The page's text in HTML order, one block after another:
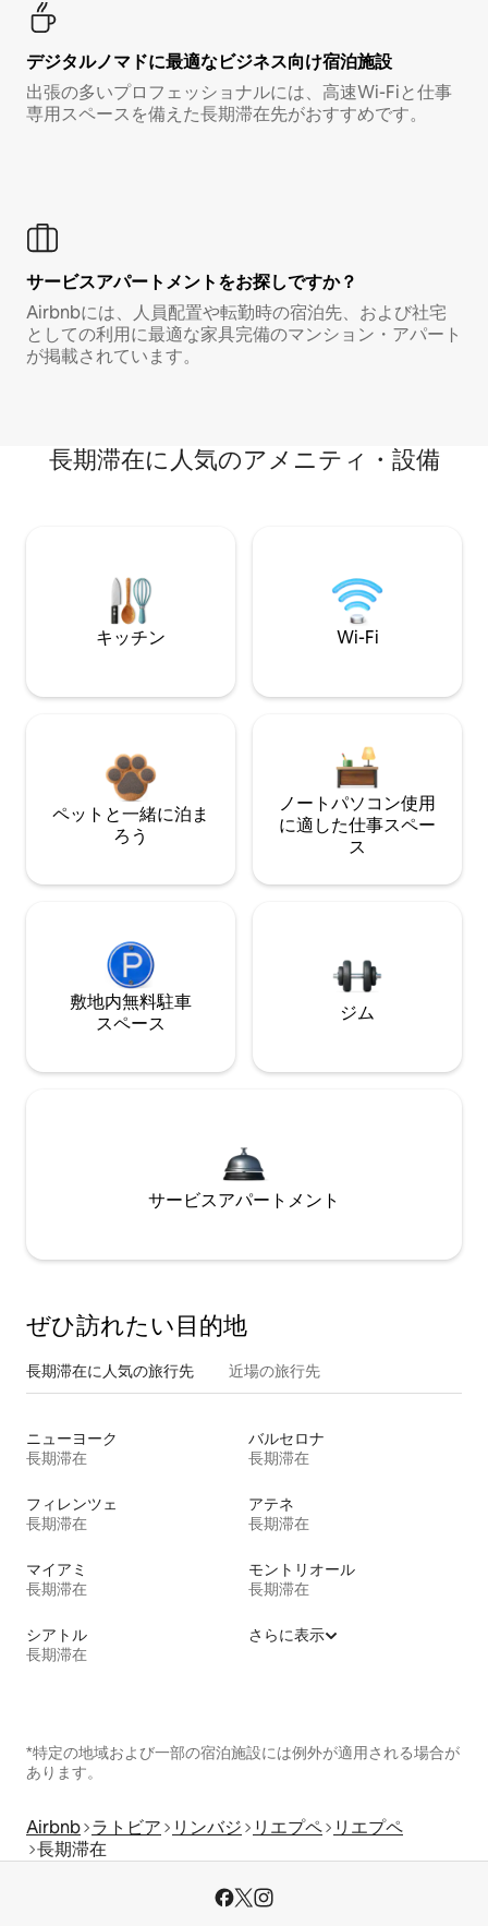
デジタルノマド⁠に最⁠適⁠なビ⁠ジ⁠ネ⁠ス⁠向⁠け宿⁠泊⁠施⁠設
出張の多いプロフェッショナルには、高速Wi-Fiと仕事
専用スペースを備えた長期滞在先がおすすめです。
サービスアパートメントをお探しですか？
Airbnbには、人員配置や転勤時の宿泊先、および社宅
としての利用に最適な家具完備のマンション・アパート
が掲載されています。
長期滞在に人気のアメニティ・設備
キッチン Wi-Fi
ペットと一緒に泊ま
ろう
ノートパソコン使用
に適した仕事スペー
ス
敷地内無料駐⁠車
ス⁠ペ⁠ー⁠ス
ジム
サービスアパートメント
ぜひ訪⁠れ⁠た⁠い目⁠的⁠地
長期滞在に人気の旅行先 近場の旅行先
ニューヨーク
長期滞在
バルセロナ
長期滞在
フィレンツェ
長期滞在
アテネ
長期滞在
マイアミ
長期滞在
モントリオール
長期滞在
シアトル
長期滞在
さらに表示
*特定の地域および一部の宿泊施設には例外が適用される場合が
あります。
Airbnb ラトビア リンバジ リエプペ
リエプペ
長期滞在